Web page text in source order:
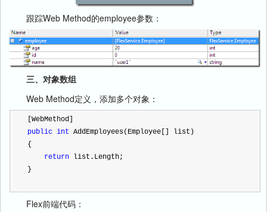
跟踪Web Method的employee参数：
三、对象数组
Web Method定义，添加多个对象：
[WebMethod]
public int AddEmployees(Employee[] list)
{
return list.Length;
}
Flex前端代码：